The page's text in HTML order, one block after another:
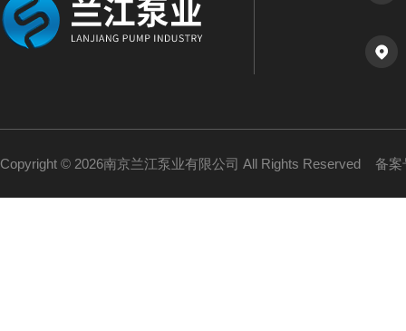
Copyright © 2026南京兰江泵业有限公司 All Rights Reserved 备案